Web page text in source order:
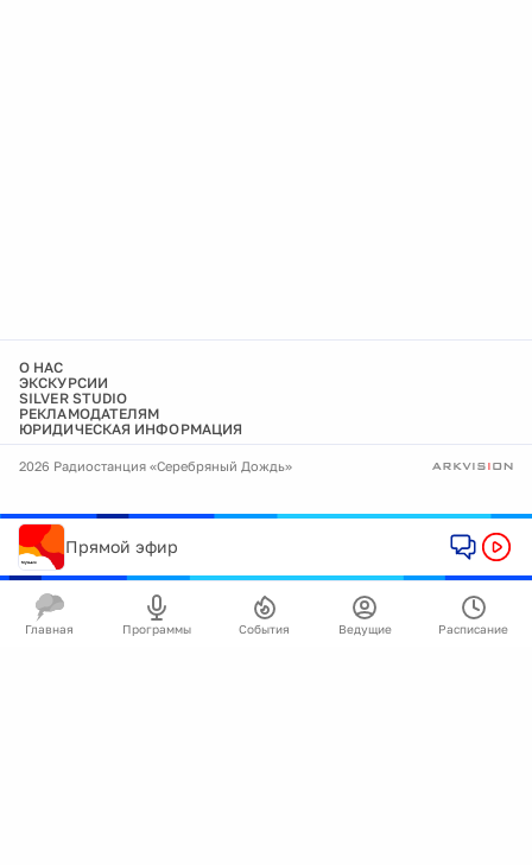
О НАС
ЭКСКУРСИИ
SILVER STUDIO
РЕКЛАМОДАТЕЛЯМ
ЮРИДИЧЕСКАЯ ИНФОРМАЦИЯ
2026 Радиостанция «Серебряный Дождь»
Прямой эфир
Главная Программы События Ведущие Расписание